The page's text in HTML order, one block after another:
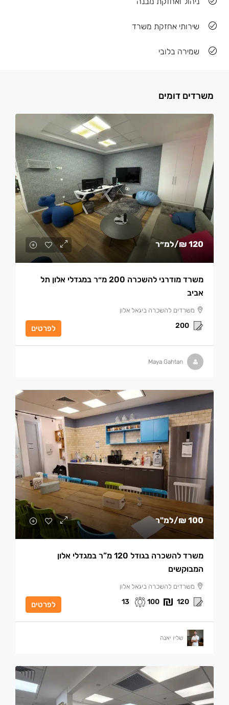
שירותי אחזקת משרד
שמירה בלובי
משרדים דומים
120 ₪ /למ״ר
משרד מודרני להשכרה 200 מ״ר במגדלי אלון תל
אביב
משרדים להשכרה ביגאל אלון
200 לפרטים
Maya Gahtan
100 ₪ /למ"ר
משרד להשכרה בגודל 120 מ”ר במגדלי אלון
המבוקשים
משרדים להשכרה ביגאל אלון
120
100
13 לפרטים
שליו יאנה